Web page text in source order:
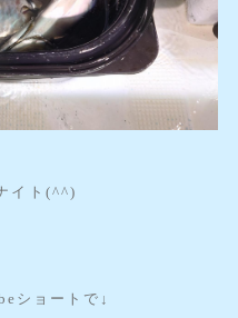
イト(^^)
ショートで↓